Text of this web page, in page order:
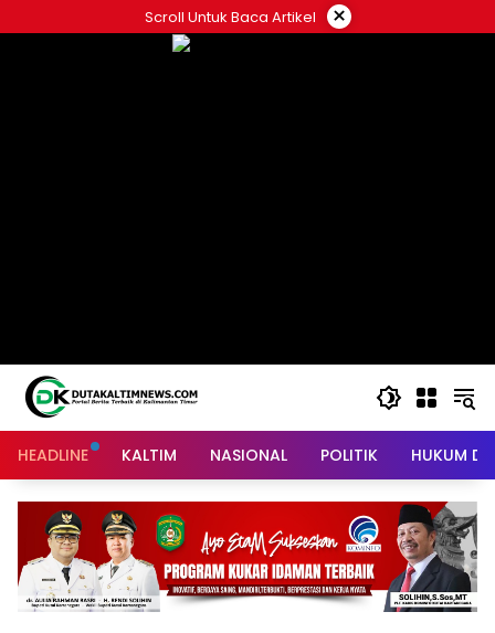
to
Scroll Untuk Baca Artikel ×
HEADLINE KALTIM NASIONAL POLITIK HUKUM